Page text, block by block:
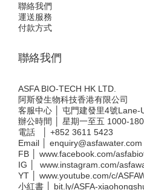
聯絡我們
運送服務
付款方式
聯絡我們
ASFA BIO-TECH HK LTD.
阿斯發生物科技香港有限公司
客服中心 │ 屯門建發里4號Lane-
辦公時間 │ 星期一至五 1000-
電話 │ +852 3611 5423
Email │ enquiry@asfawater.com
FB │ www.facebook.com/
IG │ www.instagram.com/
YT │ www.youtube.com/c/
小紅書 │ bit.ly/ASFA-